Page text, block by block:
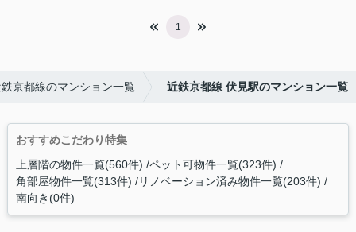
1
京都線のマンション一覧 近鉄京都線 伏見駅のマンション一覧
おすすめこだわり特集
上層階の物件一覧(560件) ペット可物件一覧(323件)
角部屋物件一覧(313件) リノベーション済み物件一覧(203件)
南向き(0件)